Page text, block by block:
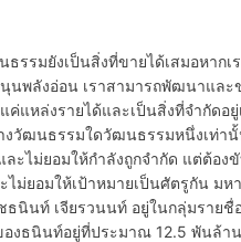
รรมยังเป็นสิ่งที่ขายได้เสมอหาก
นพลังอ่อน เราสามารถพัฒนาและ
ค่แหล่งรายได้และเป็นสิ่งที่จำกัดอ
งวัฒนธรรมใดวัฒนธรรมหนึ่งเท่า
ะไม่ยอมให้กำลังถูกจำกัด แต่ต้อง
ม่ยอมให้เป้าหมายเป็นศัตรูกัน มห
ธนินท์ เจียรวนนท์ อยู่ในกลุ่มรายชื่
งธนินท์อยู่ที่ประมาณ 12.5 พันล้าน